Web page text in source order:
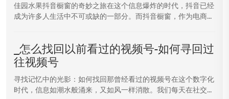
佳园水果抖音橱窗的奇妙之旅在这个信息爆炸的时代，抖音已经
成为许多人生活中不可或缺的一部分。而抖音橱窗，作为电商...
_怎么找回以前看过的视频号-如何寻回过
往视频号
寻找记忆中的光影：如何找回那曾经看过的视频号在这个数字化
时代，信息如潮水般涌来，又如风一样消散。我们每天在社交...